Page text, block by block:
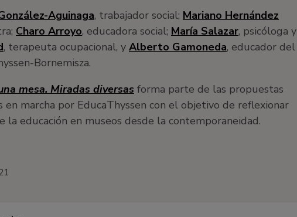
Aguinaga, trabajador social; Mariano Hernández
Charo Arroyo, educadora social; María Salazar, psicóloga y
, terapeuta ocupacional, y Alberto Gamoneda, educador del
Bornemisza.
mesa. Miradas diversas forma parte de las propuestas
en marcha por EducaThyssen con el objetivo de reflexionar
la educación en museos desde la contemporaneidad.